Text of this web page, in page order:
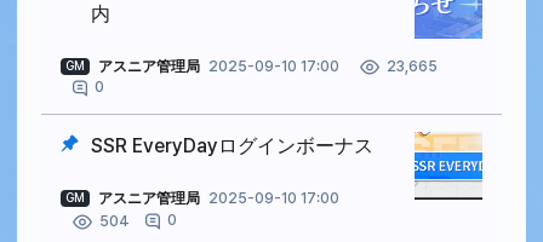
内
GM アスニア管理局 2025-09-10 17:00
23,665
0
SSR EveryDayログインボーナス
GM アスニア管理局 2025-09-10 17:00
504
0